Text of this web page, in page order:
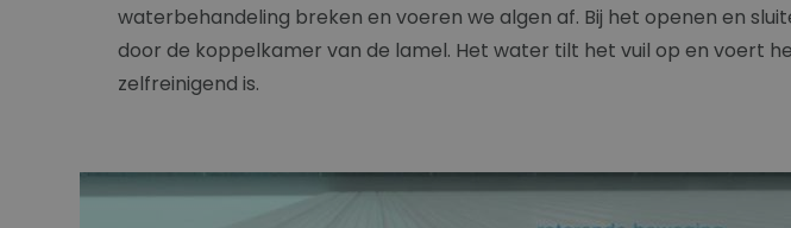
waterbehandeling breken en voeren we algen af. Bij het openen en
door de koppelkamer van de lamel. Het water tilt het vuil op en voert
zelfreinigend is.